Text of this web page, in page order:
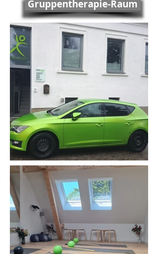
* = Pflichtfeld, wir bitten Sie diese Felder
auszufüllen.
** = Optionales Feld für leichtere
Kontaktaufnahme, wir sprechen gerne mit Ihnen.
Senden
Gruppentherapie-Raum